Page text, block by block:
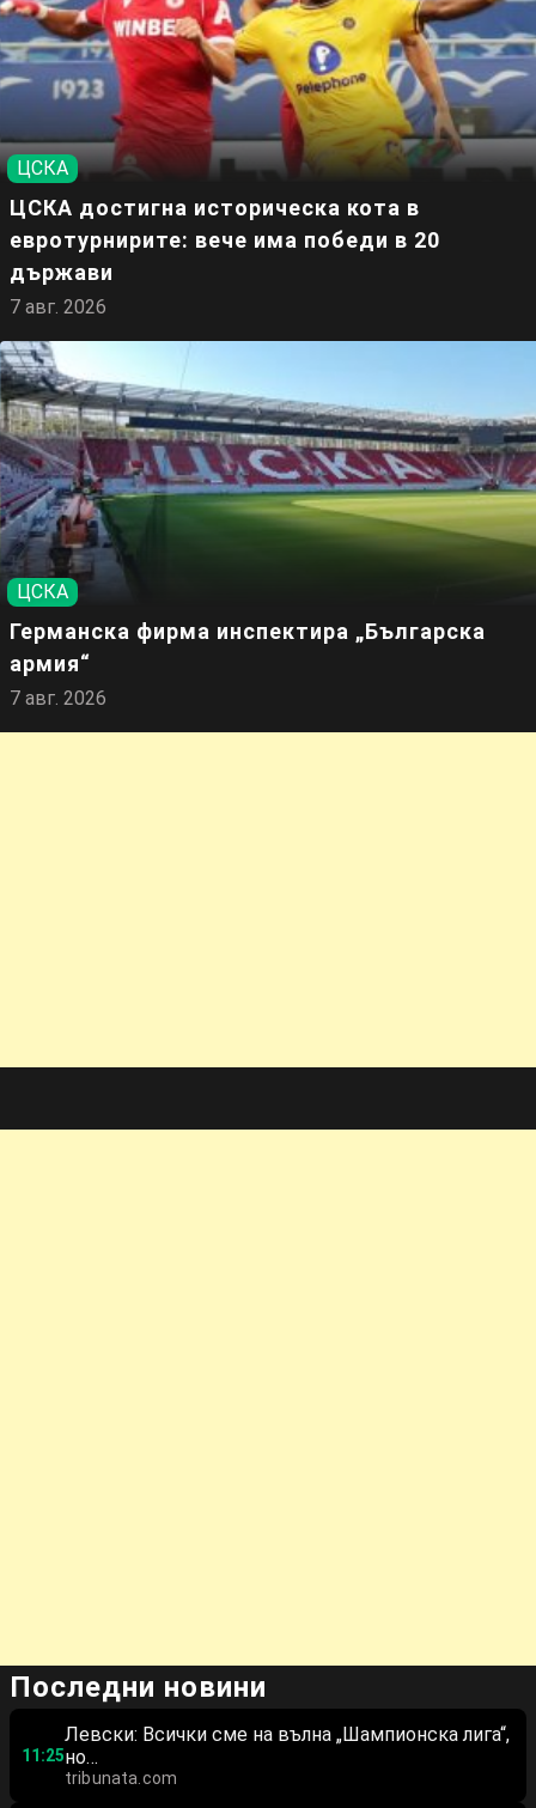
ЦСКА
ЦСКА достигна историческа кота в
евротурнирите: вече има победи в 20
държави
7 авг. 2026
ЦСКА
Германска фирма инспектира „Българска
армия“
7 авг. 2026
Последни новини
11:25
Левски: Всички сме на вълна „Шампионска лига“,
но…
tribunata.com